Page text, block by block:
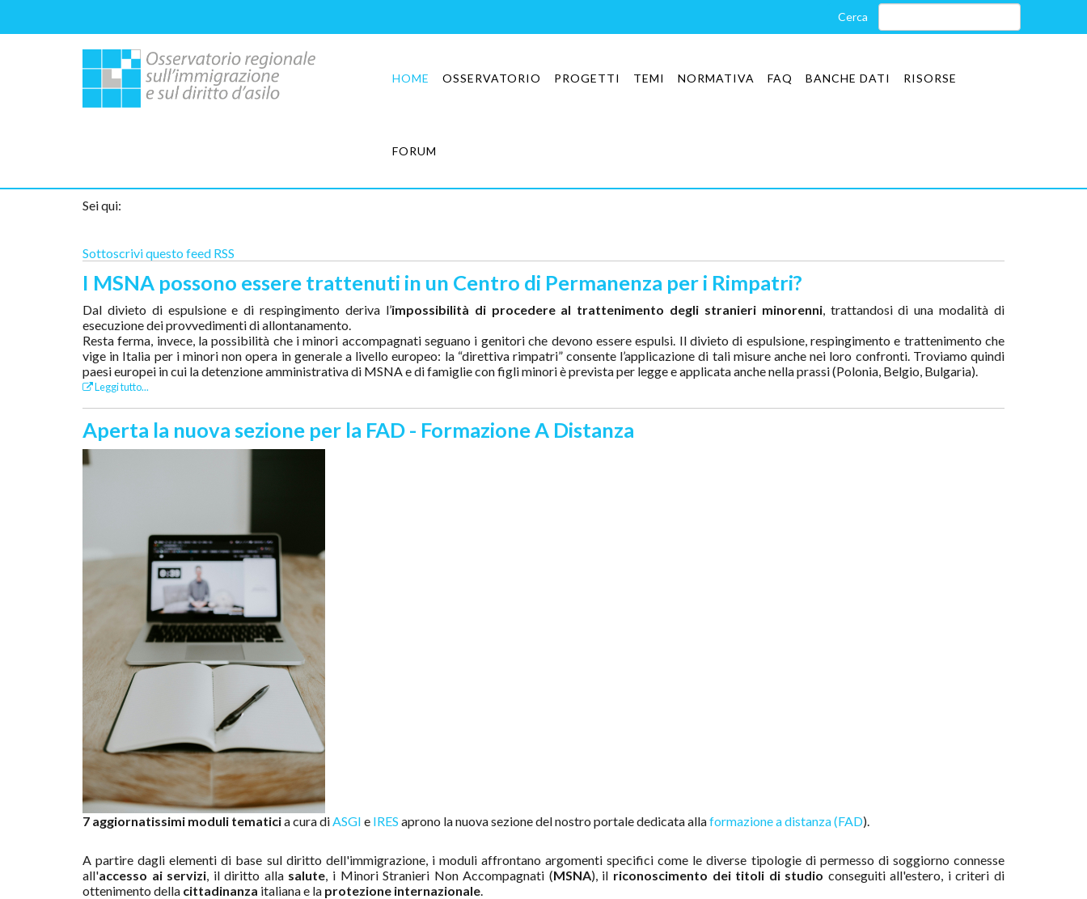
HOME OSSERVATORIO PROGETTI TEMI NORMATIVA FAQ BANCHE DATI RISORSE
FORUM
Sei qui:
Sottoscrivi questo feed RSS
I MSNA possono essere trattenuti in un Centro di Permanenza per i Rimpatri?
Dal divieto di espulsione e di respingimento deriva l’impossibilità di procedere al trattenimento degli stranieri minorenni, trattandosi di una modalità di
esecuzione dei provvedimenti di allontanamento.
Resta ferma, invece, la possibilità che i minori accompagnati seguano i genitori che devono essere espulsi. Il divieto di espulsione, respingimento e trattenimento che
vige in Italia per i minori non opera in generale a livello europeo: la “direttiva rimpatri” consente l’applicazione di tali misure anche nei loro confronti. Troviamo quindi
paesi europei in cui la detenzione amministrativa di MSNA e di famiglie con figli minori è prevista per legge e applicata anche nella prassi (Polonia, Belgio, Bulgaria).
Leggi tutto...
Aperta la nuova sezione per la FAD - Formazione A Distanza
7 aggiornatissimi moduli tematicia cura diASGI e IRES aprono la nuova sezione del nostro portale dedicata allaformazione a distanza (FAD).
A partire dagli elementi di base sul diritto dell'immigrazione, i moduli affrontano argomenti specifici come le diverse tipologie di permesso di soggiorno connesse
all'accesso ai servizi, il diritto alla salute, i Minori Stranieri Non Accompagnati (MSNA), il riconoscimento dei titoli di studio conseguiti all'estero, i criteri di
ottenimento della cittadinanza italiana e la protezione internazionale.